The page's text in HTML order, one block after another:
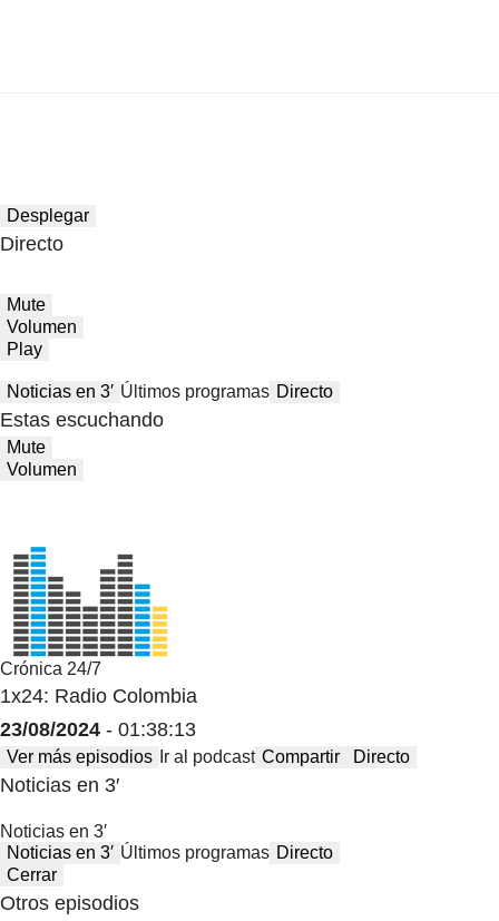
Desplegar
Directo
Mute
Volumen
Play
Noticias en 3′ Últimos programas Directo
Estas escuchando
Mute
Volumen
Crónica 24/7
1x24: Radio Colombia
23/08/2024 - 01:38:13
Ver más episodios Ir al podcast Compartir Directo
Noticias en 3′
Noticias en 3′
Noticias en 3′ Últimos programas Directo
Cerrar
Otros episodios